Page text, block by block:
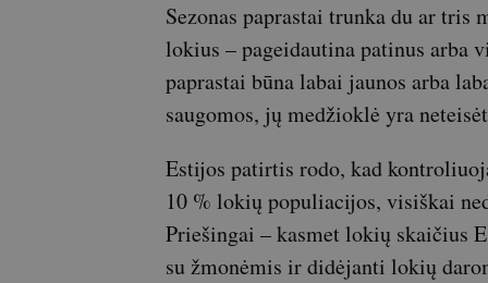
Sezonas paprastai trunka du ar
lokius – pageidautina patinus arba
paprastai būna labai jaunos arba
saugomos, jų medžioklė yra
Estijos patirtis rodo, kad
10 % lokių populiacijos, visiškai
Priešingai – kasmet lokių skaičius
su žmonėmis ir didėjanti lokių